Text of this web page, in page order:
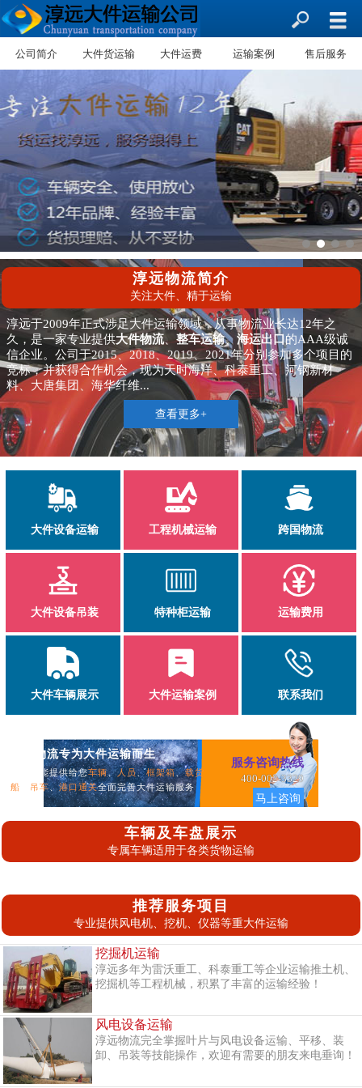
公司简介 大件货运输 大件运费 运输案例 售后服务
淳远物流简介
关注大件、精于运输
淳远于2009年正式涉足大件运输领域，从事物流业长达12年之
久，是一家专业提供大件物流、 整车运输、 海运出口的AAA级诚
信企业。公司于2015、2018、2019、2021年分别参加多个项目的
竞标，并获得合作机会，现为天时海洋、科泰重工、河钢新材
料、大唐集团、海华纤维...
查看更多+
大件设备运输 工程机械运输 跨国物流
大件设备吊装 特种柜运输 运输费用
大件车辆展示 大件运输案例 联系我们
淳远物流专为大件运输而生
我们所能提供给您车辆、人员、框架箱、载货
船
吊车、港口通关全面完善大件运输服务
服务咨询热线
400-002-3329
马上咨询
车辆及车盘展示
专属车辆适用于各类货物运输
推荐服务项目
专业提供风电机、挖机、仪器等重大件运输
挖掘机运输
淳远多年为雷沃重工、科泰重工等企业运输推土机、
挖掘机等工程机械，积累了丰富的运输经验！
风电设备运输
淳远物流完全掌握叶片与风电设备运输、平移、装
卸、吊装等技能操作，欢迎有需要的朋友来电垂询！